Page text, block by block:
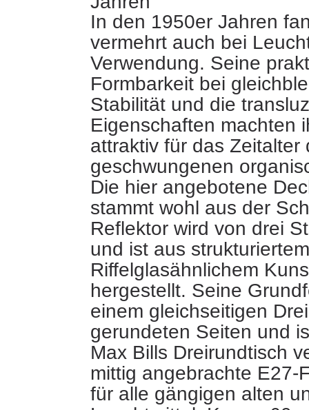
In den 1950er Jahren
vermehrt auch bei
Verwendung. Seine
Formbarkeit bei
Stabilität und die
Eigenschaften machten
attraktiv für das Zeitalter
geschwungenen
Die hier angebotene
stammt wohl aus der
Reflektor wird von drei
und ist aus strukturiertem
Riffelglasähnlichem
hergestellt. Seine
einem gleichseitigen
gerundeten Seiten und
Max Bills Dreirundtisch
mittig angebrachte E27-
für alle gängigen alten